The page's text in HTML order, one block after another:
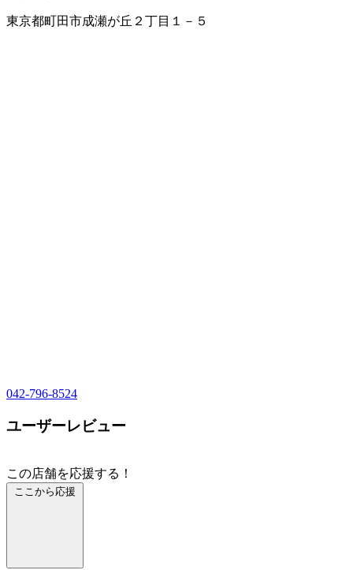
東京都町田市成瀬が丘２丁目１－５
042-796-8524
ユーザーレビュー
この店舗を応援する！
ここから応援